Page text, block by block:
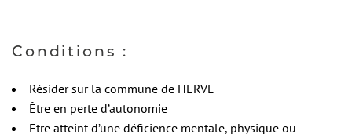
Conditions :
Résider sur la commune de HERVE
Être en perte d’autonomie
Etre atteint d’une déficience mentale, physique ou